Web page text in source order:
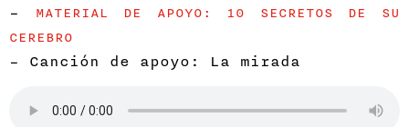
–
MATERIAL DE APOYO: 10 SECRETOS DE SU
CEREBRO
– Canción de apoyo: La mirada